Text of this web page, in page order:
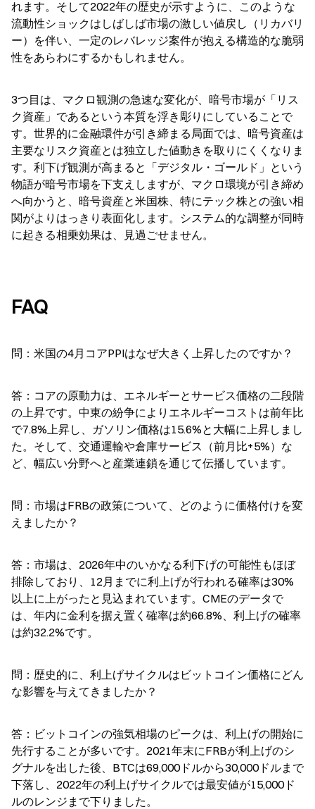
れます。そして2022年の歴史が示すように、このような
流動性ショックはしばしば市場の激しい値戻し（リカバリ
ー）を伴い、一定のレバレッジ案件が抱える構造的な脆弱
性をあらわにするかもしれません。
3つ目は、マクロ観測の急速な変化が、暗号市場が「リス
ク資産」であるという本質を浮き彫りにしていることで
す。世界的に金融環件が引き締まる局面では、暗号資産は
主要なリスク資産とは独立した値動きを取りにくくなりま
す。利下げ観測が高まると「デジタル・ゴールド」という
物語が暗号市場を下支えしますが、マクロ環境が引き締め
へ向かうと、暗号資産と米国株、特にテック株との強い相
関がよりはっきり表面化します。システム的な調整が同時
に起きる相乗効果は、見過ごせません。
FAQ
問：米国の4月コアPPIはなぜ大きく上昇したのですか？
答：コアの原動力は、エネルギーとサービス価格の二段階
の上昇です。中東の紛争によりエネルギーコストは前年比
で7.8%上昇し、ガソリン価格は15.6%と大幅に上昇しまし
た。そして、交通運輸や倉庫サービス（前月比+5%）な
ど、幅広い分野へと産業連鎖を通じて伝播しています。
問：市場はFRBの政策について、どのように価格付けを変
えましたか？
答：市場は、2026年中のいかなる利下げの可能性もほぼ
排除しており、12月までに利上げが行われる確率は30%
以上に上がったと見込まれています。CMEのデータで
は、年内に金利を据え置く確率は約66.8%、利上げの確率
は約32.2%です。
問：歴史的に、利上げサイクルはビットコイン価格にどん
な影響を与えてきましたか？
答：ビットコインの強気相場のピークは、利上げの開始に
先行することが多いです。2021年末にFRBが利上げのシ
グナルを出した後、BTCは69,000ドルから30,000ドルまで
下落し、2022年の利上げサイクルでは最安値が15,000ド
ルのレンジまで下りました。